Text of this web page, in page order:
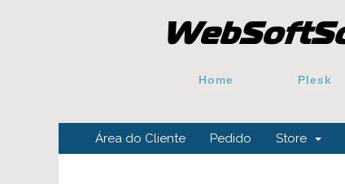
Home Plesk
Área do Cliente Pedido Store